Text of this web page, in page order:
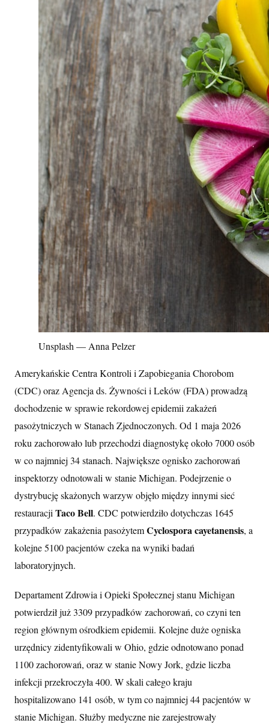
Unsplash — Anna Pelzer
Amerykańskie Centra Kontroli i Zapobiegania Chorobom
(CDC) oraz Agencja ds. Żywności i Leków (FDA) prowadzą
dochodzenie w sprawie rekordowej epidemii zakażeń
pasożytniczych w Stanach Zjednoczonych. Od 1 maja 2026
roku zachorowało lub przechodzi diagnostykę około 7000 osób
w co najmniej 34 stanach. Największe ognisko zachorowań
inspektorzy odnotowali w stanie Michigan. Podejrzenie o
dystrybucję skażonych warzyw objęło między innymi sieć
restauracjiTaco Bell. CDC potwierdziło dotychczas 1645
przypadków zakażenia pasożytemCyclospora cayetanensis, a
kolejne 5100 pacjentów czeka na wyniki badań
laboratoryjnych.
Departament Zdrowia i Opieki Społecznej stanu Michigan
potwierdził już 3309 przypadków zachorowań, co czyni ten
region głównym ośrodkiem epidemii. Kolejne duże ogniska
urzędnicy zidentyfikowali w Ohio, gdzie odnotowano ponad
1100 zachorowań, oraz w stanie Nowy Jork, gdzie liczba
infekcji przekroczyła 400. W skali całego kraju
hospitalizowano 141 osób, w tym co najmniej 44 pacjentów w
stanie Michigan. Służby medyczne nie zarejestrowały